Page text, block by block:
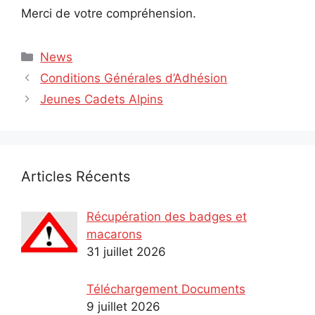
Merci de votre compréhension.
Catégories
News
Conditions Générales d’Adhésion
Jeunes Cadets Alpins
Articles Récents
Récupération des badges et
macarons
31 juillet 2026
Téléchargement Documents
9 juillet 2026